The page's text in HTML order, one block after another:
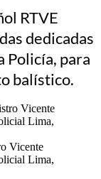
RTVE
dedicadas
Policía, para
balístico.
Vicente
Lima,